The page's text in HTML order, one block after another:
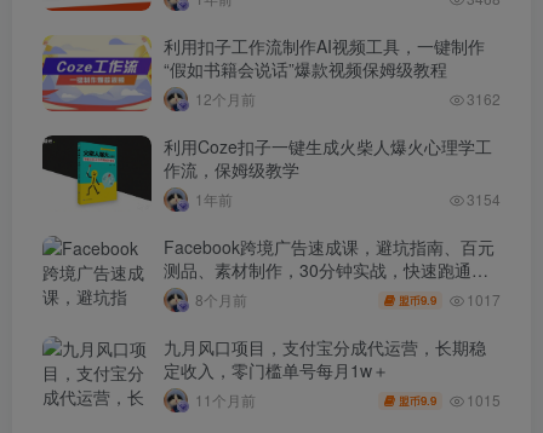
利用扣子工作流制作AI视频工具，一键制作
“假如书籍会说话”爆款视频保姆级教程
12个月前 3162
利用Coze扣子一键生成火柴人爆火心理学工
作流，保姆级教学
1年前 3154
Facebook跨境广告速成课，避坑指南、百元
测品、素材制作，30分钟实战，快速跑通首
单出单8个月前 盟币9.9 1017
九月风口项目，支付宝分成代运营，长期稳
定收入，零门槛单号每月1w＋
11个月前 盟币9.9 1015